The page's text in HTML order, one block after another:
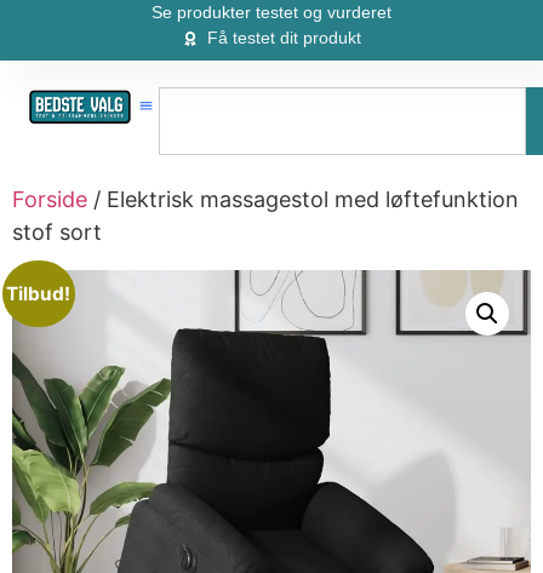
Se produkter testet og vurderet
Få testet dit produkt
Forside / Elektrisk massagestol med løftefunktion
stof sort
Tilbud!